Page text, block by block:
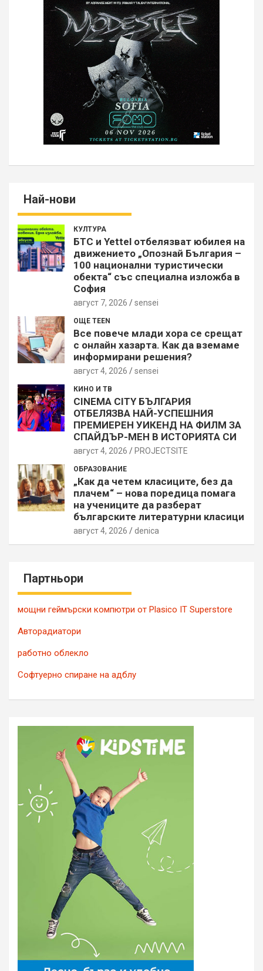
Най-нови
КУЛТУРА
БТС и Yettel отбелязват юбилея на
движението „Опознай България –
100 национални туристически
обекта“ със специална изложба в
София
август 7, 2026 sensei
ОЩЕ TEEN
Все повече млади хора се срещат
с онлайн хазарта. Как да вземаме
информирани решения?
август 4, 2026 sensei
КИНО И ТВ
CINEMA CITY БЪЛГАРИЯ
ОТБЕЛЯЗВА НАЙ-УСПЕШНИЯ
ПРЕМИЕРЕН УИКЕНД НА ФИЛМ ЗА
СПАЙДЪР-МЕН В ИСТОРИЯТА СИ
август 4, 2026 PROJECTSITЕ
ОБРАЗОВАНИЕ
„Как да четем класиците, без да
плачем“ – нова поредица помага
на учениците да разберат
българските литературни класици
август 4, 2026 denica
Партньори
мощни геймърски компютри от Plasico IT Superstore
Авторадиатори
работно облекло
Софтуерно спиране на адблу